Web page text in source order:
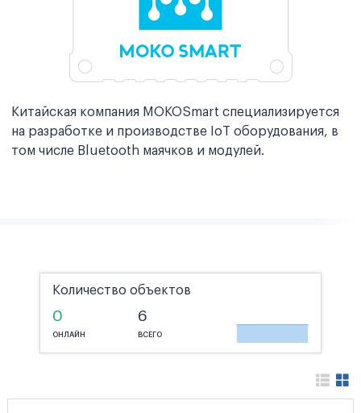
Китайская компания MOKOSmart специализируется
на разработке и производстве IoT оборудования, в
том числе Bluetooth маячков и модулей.
Количество объектов
0
ОНЛАЙН
6
ВСЕГО